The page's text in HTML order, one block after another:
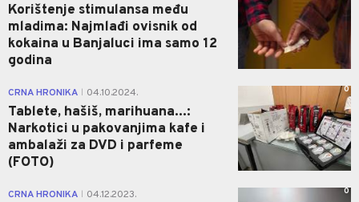
Korištenje stimulansa među
mladima: Najmlađi ovisnik od
kokaina u Banjaluci ima samo 12
godina
CRNA HRONIKA 04.10.2024.
Tablete, hašiš, marihuana...:
Narkotici u pakovanjima kafe i
ambalaži za DVD i parfeme
(FOTO)
0
CRNA HRONIKA 04.12.2023. 0